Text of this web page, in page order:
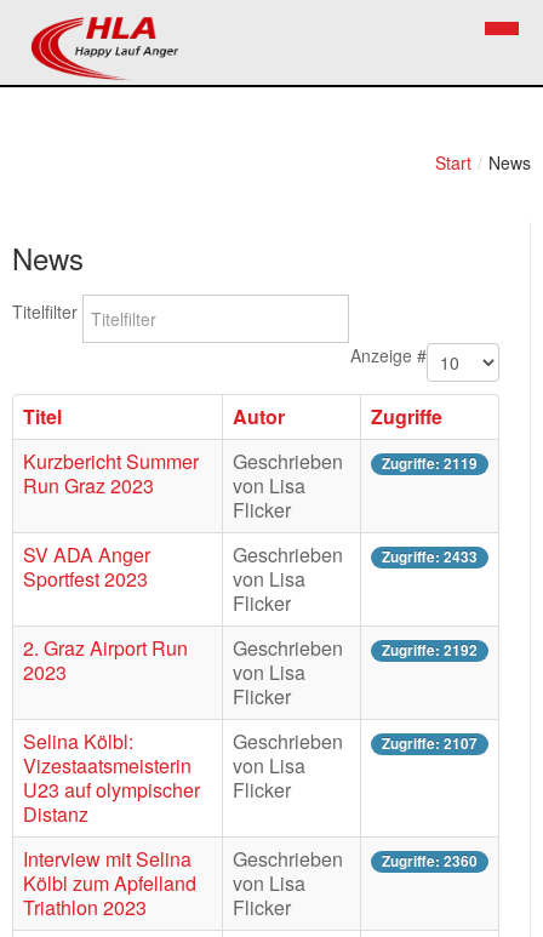
Start / News
News
Titelfilter
Anzeige #
Titel Autor
Zugriffe
Kurzbericht Summer
Run Graz 2023
Geschrieben
von Lisa
Flicker
Zugriffe: 2119
SV ADA Anger
Sportfest 2023
Geschrieben
von Lisa
Flicker
Zugriffe: 2433
2. Graz Airport Run
2023
Geschrieben
von Lisa
Flicker
Zugriffe: 2192
Selina Kölbl:
Vizestaatsmeisterin
U23 auf olympischer
Distanz
Geschrieben
von Lisa
Flicker
Zugriffe: 2107
Interview mit Selina
Kölbl zum Apfelland
Triathlon 2023
Geschrieben
von Lisa
Flicker
Zugriffe: 2360
Kontakt
Mitglied werden
Bezirkslaufcup
Volkslauf
Bilder
Links
Termine